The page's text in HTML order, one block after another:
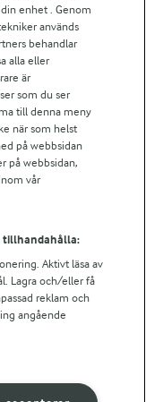
enhet . Genom
används
behandlar
alla eller
är
som du ser
till denna meny
när som helst
på webbsidan
på webbsidan,
vår
tillhandahålla:
Aktivt läsa av
Lagra och/eller få
reklam och
angående